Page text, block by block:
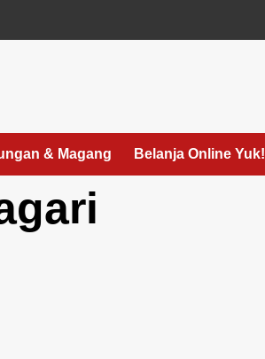
& Magang Belanja Online Yuk!